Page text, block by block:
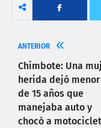
ANTERIOR
Chimbote: Una
herida dejó menor
de 15 años que
manejaba auto y
chocó a